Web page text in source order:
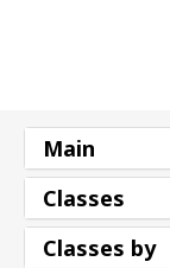
ZOEKEN
Main
Classes
Classes by